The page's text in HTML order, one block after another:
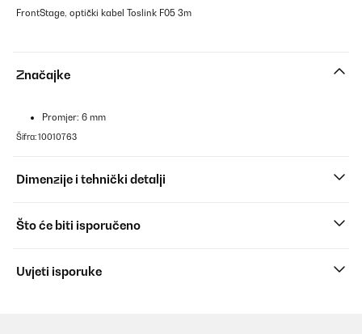
FrontStage, optički kabel Toslink F05 3m
Značajke
Promjer: 6 mm
Šifra: 10010763
Dimenzije i tehnički detalji
Što će biti isporučeno
Uvjeti isporuke